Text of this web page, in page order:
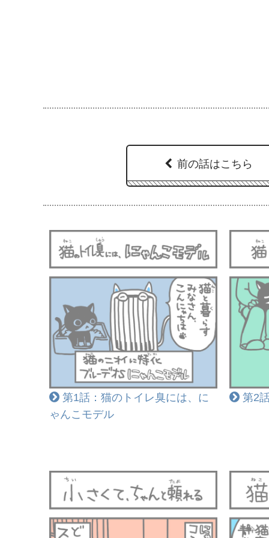
前の話はこちら
第1話：猫のトイレ臭には、に
ゃんこモデル
第2